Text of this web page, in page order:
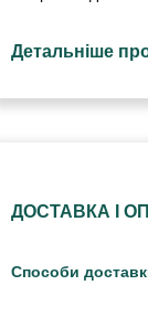
Детальніше
ДОСТАВКА І
Способи